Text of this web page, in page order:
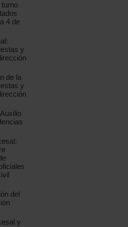
turno
4 de
y
de la
y
del
y